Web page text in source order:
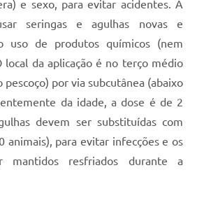
e sexo, para evitar acidentes. A
seringas e agulhas novas e
uso de produtos químicos (nem
local da aplicação é no terço médio
pescoço) por via subcutânea (abaixo
da idade, a dose é de 2
devem ser substituídas com
animais), para evitar infecções e os
mantidos resfriados durante a